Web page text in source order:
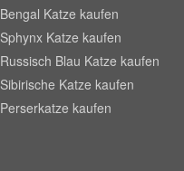
Bengal Katze kaufen
Sphynx Katze kaufen
Russisch Blau Katze kaufen
Sibirische Katze kaufen
Perserkatze kaufen